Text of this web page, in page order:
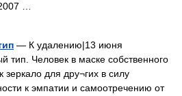
…
— К удалению|13 июня
тип. Человек в маске собственного
зеркало для дру¬гих в силу
к эмпатии и самоотречению от